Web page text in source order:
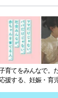
育てをみんなで。
応援する、妊娠・育